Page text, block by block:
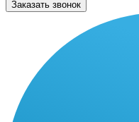
Заказать звонок